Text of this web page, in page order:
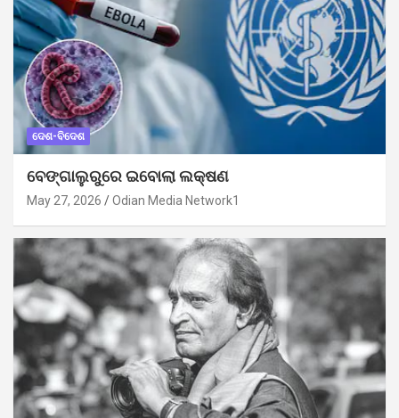
ଦେଶ-ବିଦେଶ
ବେଙ୍ଗାଲୁରୁରେ ଇବୋଲା ଲକ୍ଷଣ
May 27, 2026 Odian Media Network1